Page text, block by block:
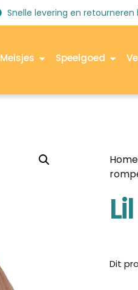
Snelle levering en retourneren
Meisjes Speelgoed
Home
Dit